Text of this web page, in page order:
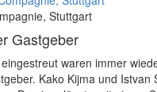
Stuttgart
Gastgeber
waren immer
Kako Kijma und Istvan